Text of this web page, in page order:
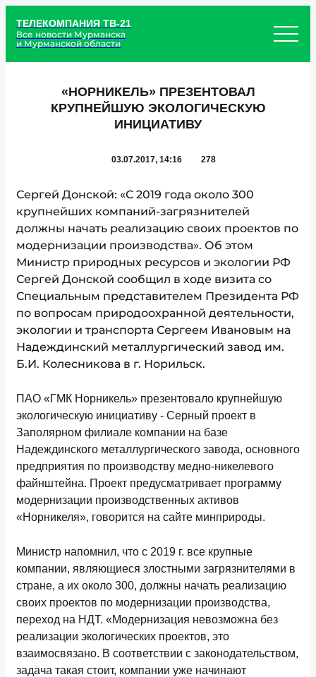
ТЕЛЕКОМПАНИЯ ТВ-21
Все новости Мурманска
и Мурманской области
«НОРНИКЕЛЬ» ПРЕЗЕНТОВАЛ
КРУПНЕЙШУЮ ЭКОЛОГИЧЕСКУЮ
ИНИЦИАТИВУ
03.07.2017, 14:16 278
Сергей Донской: «С 2019 года около 300
крупнейших компаний-загрязнителей
должны начать реализацию своих проектов по
модернизации производства». Об этом
Министр природных ресурсов и экологии РФ
Сергей Донской сообщил в ходе визита со
Специальным представителем Президента РФ
по вопросам природоохранной деятельности,
экологии и транспорта Сергеем Ивановым на
Надеждинский металлургический завод им.
Б.И. Колесникова в г. Норильск.
ПАО «ГМК Норникель» презентовало крупнейшую
экологическую инициативу - Серный проект в
Заполярном филиале компании на базе
Надеждинского металлургического завода, основного
предприятия по производству медно-никелевого
файнштейна. Проект предусматривает программу
модернизации производственных активов
«Норникеля», говорится на сайте минприроды.
Министр напомнил, что с 2019 г. все крупные
компании, являющиеся злостными загрязнителями в
стране, а их около 300, должны начать реализацию
своих проектов по модернизации производства,
переход на НДТ. «Модернизация невозможна без
реализации экологических проектов, это
взаимосвязано. В соответствии с законодательством,
задача такая стоит, компании уже начинают